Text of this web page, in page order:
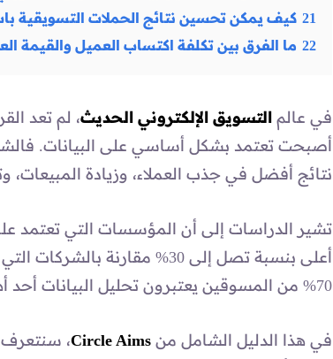
21 كيف يمكن تحسين نتائج الحملات التسويقية
22 ما الفرق بين تكلفة اكتساب العميل والقيمة
في عالم التسويق الإلكتروني الحديث، لم تعد
أصبحت تعتمد بشكل أساسي على البيانات.
نتائج أفضل في جذب العملاء، وزيادة المبيعات،
تشير الدراسات إلى أن المؤسسات التي تعتمد
أعلى بنسبة تصل إلى 30%
70% من المسوقين يعتبرون تحليل البيانات أحد أهم عوامل النجاح في الحملات التسويقية الحديثة.
في هذا الدليل الشامل من Circle Aims